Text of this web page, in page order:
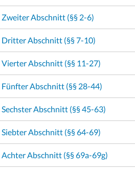
Zweiter Abschnitt (§§ 2-6)
Dritter Abschnitt (§§ 7-10)
Vierter Abschnitt (§§ 11-27)
Fünfter Abschnitt (§§ 28-44)
Sechster Abschnitt (§§ 45-63)
Siebter Abschnitt (§§ 64-69)
Achter Abschnitt (§§ 69a-69g)